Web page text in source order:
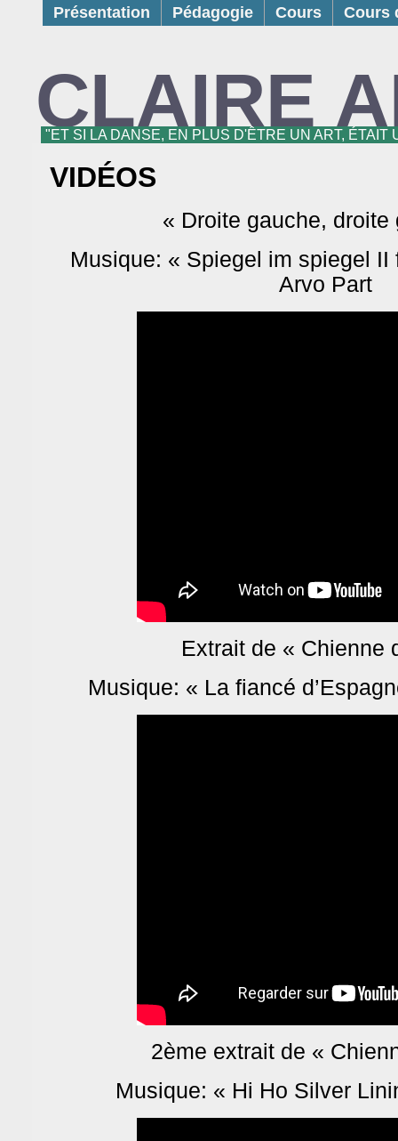
Cours
Cours
Pédagogie
Présentation
CLAIRE
"ET SI LA DANSE, EN PLUS D'ÊTRE UN ART, ÉTAIT
VIDÉOS
« Droite gauche, droite
Musique: « Spiegel im spiegel
Arvo Part
Extrait de « Chienne
Musique: « La fiancé
2ème extrait de «
Musique: « Hi Ho Silver